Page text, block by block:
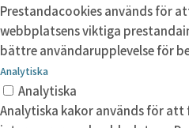
Prestandacookies används för
webbplatsens viktiga
bättre användarupplevelse för
Analytiska
Analytiska
Analytiska kakor används för att